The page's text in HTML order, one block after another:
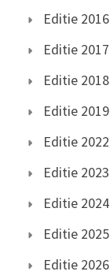
Editie 2016
Editie 2017
Editie 2018
Editie 2019
Editie 2022
Editie 2023
Editie 2024
Editie 2025
Editie 2026